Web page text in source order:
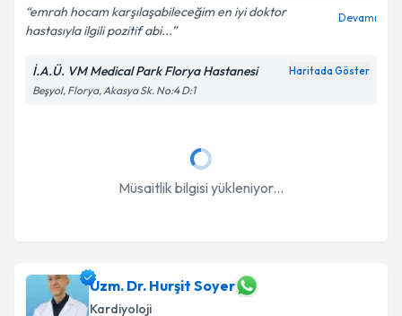
Kişisel verilerimin işlenmesine ilişkin Aydınlatma
Metni'ni okudum ve kişisel verilerimin belirtilen
emrah hocam karşılaşabileceğim en iyi doktor
hastasıyla ilgili pozitif abi...
Devamı
İ.A.Ü. VM Medical Park Florya Hastanesi Haritada Göster
Beşyol, Florya, Akasya Sk. No:4 D:1
Müsaitlik bilgisi yükleniyor...
Uzm. Dr. Hurşit Soyer
Kardiyoloji